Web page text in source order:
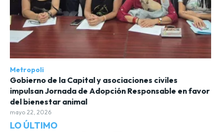
LO ÚLTIMO
Metropoli
Gobierno de la Capital y asociaciones civiles
impulsan Jornada de Adopción Responsable en favor
del bienestar animal
mayo 22, 2026